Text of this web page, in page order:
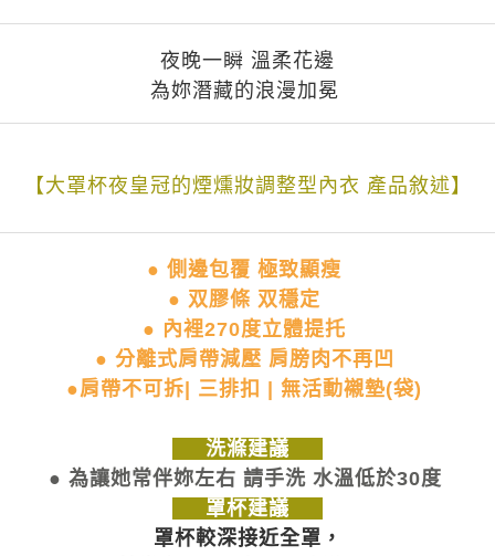
夜晚一瞬 溫柔花邊
為妳潛藏的浪漫加冕
【大罩杯夜皇冠的煙燻妝調整型內衣 產品敘述】
● 側邊包覆 極致顯瘦
● 双膠條 双穩定
● 內裡270度立體提托
● 分離式肩帶減壓 肩膀肉不再凹
●肩帶不可拆| 三排扣 | 無活動襯墊(袋)
洗滌建議
● 為讓她常伴妳左右 請手洗 水溫低於30度
罩杯建議
罩杯較深接近全罩，